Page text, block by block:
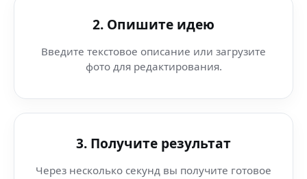
2. Опишите идею
Введите текстовое описание или загрузите
фото для редактирования.
3. Получите результат
Через несколько секунд вы получите готовое